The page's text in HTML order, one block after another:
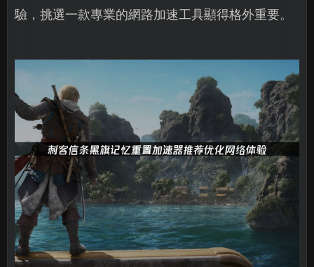
驗，挑選一款專業的網路加速工具顯得格外重要。